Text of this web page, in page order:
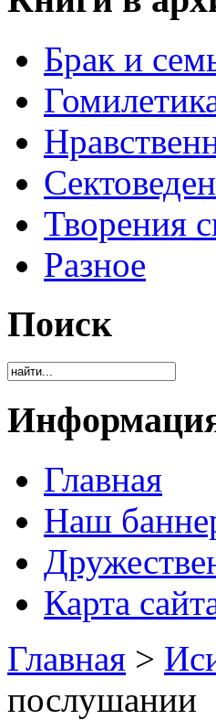
Брак и
Творения
Разное
Поиск
Главная
Наш
Карта
Главная >
послушании